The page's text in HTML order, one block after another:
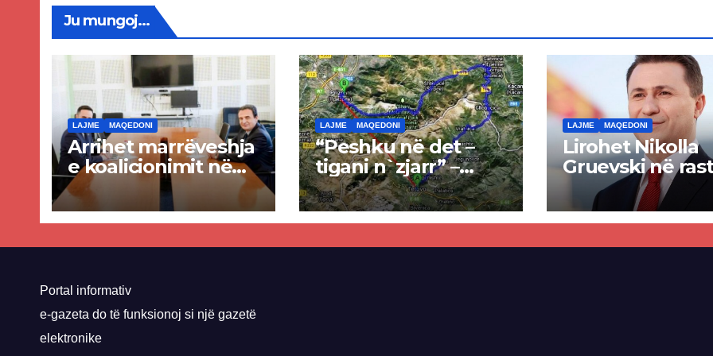
Ju mungoj...
LAJME MAQEDONI
Arrihet marrëveshja
e koalicionimit në
parim mes Kurtit
dhe Abdixhikut
LAJME MAQEDONI
“Peshku në det –
tigani n`zjarr” –
Ende pa u kryer
projekti i tunelit,
komuna e Tetovës
nis punimet për
LAJME MAQEDONI
Lirohet Nikolla
Gruevski në
“Talir 2”,
rrëzon akuzat
ndërtimin e
paligjshëm të
Portal informativ
e-gazeta do të funksionoj si një gazetë
elektronike